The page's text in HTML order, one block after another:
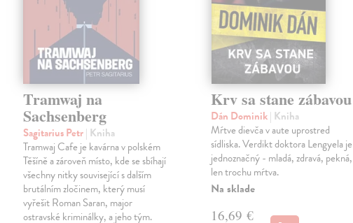
Tramwaj na
Sachsenberg
Sagitarius Petr| Kniha
Tramwaj Cafe je kavárna v polském
Těšíně a zároveň místo, kde se sbíhají
všechny nitky související s dalším
brutálním zločinem, který musí
vyřešit Roman Saran, major
ostravské kriminálky, a jeho tým.
Krv sa stane zábavou
Dán Dominik| Kniha
Mŕtve dievča v aute uprostred
sídliska. Verdikt doktora Lengyela je
jednoznačný - mladá, zdravá, pekná,
len trochu mŕtva.
Na sklade
16,69 €